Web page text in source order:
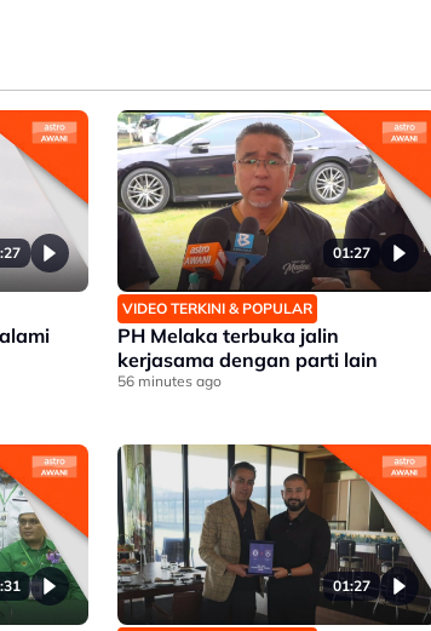
01:27
VIDEO TERKINI & POPULAR
PH Melaka terbuka jalin
kerjasama dengan parti lain
56 minutes ago
01:27